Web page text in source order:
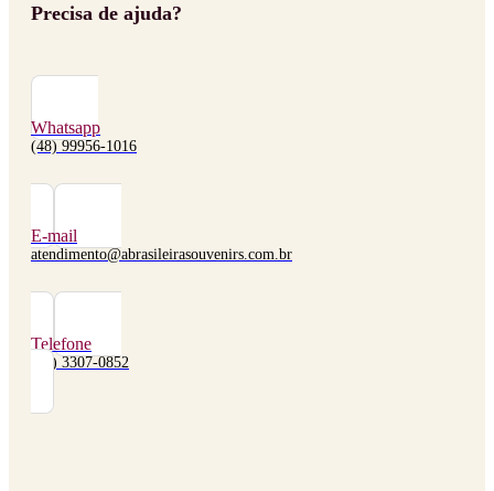
Precisa de ajuda?
Whatsapp
(48) 99956-1016
E-mail
atendimento@abrasileirasouvenirs.com.br
Telefone
(48) 3307-0852